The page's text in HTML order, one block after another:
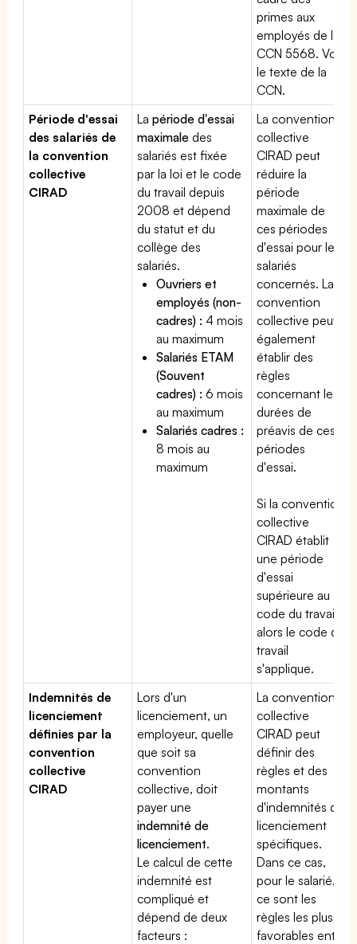
primes aux
employés de la
CCN 5568. Voir
le texte de la
CCN.
Période d'essai
des salariés de
la convention
collective
CIRAD
Lapériode d'essai
maximale des
salariés est fixée
par la loi et le code
du travail depuis
2008 et dépend
du statut et du
collège des
salariés.
Ouvriers et
employés (non-
cadres) : 4 mois
au maximum
Salariés ETAM
(Souvent
cadres) : 6 mois
au maximum
Salariés cadres :
8 mois au
maximum
La convention
collective
CIRAD peut
réduire la
période
maximale de
ces périodes
d'essai pour les
salariés
concernés. La
convention
collective peut
également
établir des
règles
concernant les
durées de
préavis de ces
périodes
d'essai.
Si la convention
collective
CIRAD établit
une période
d'essai
supérieure au
code du travail,
alors le code du
travail
s'applique.
Indemnités de
licenciement
définies par la
convention
collective
CIRAD
Lors d'un
licenciement, un
employeur, quelle
que soit sa
convention
collective, doit
payer une
indemnité de
licenciement.
Le calcul de cette
indemnité est
compliqué et
dépend de deux
facteurs :
La convention
collective
CIRAD peut
définir des
règles et des
montants
d'indemnités de
licenciement
spécifiques.
Dans ce cas,
pour le salarié,
ce sont les
règles les plus
favorables entre